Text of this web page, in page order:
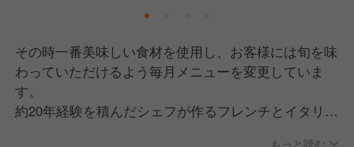
その時一番美味しい食材を使用し、お客様には旬を味
わっていただけるよう毎月メニューを変更していま
す。
約20年経験を積んだシェフが作るフレンチとイタリア
もっと読む